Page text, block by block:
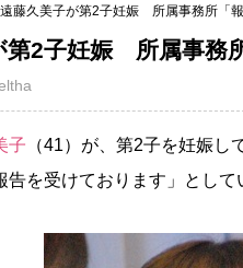
遠藤久美子が第2子妊娠 所属事務所「報
第2子妊娠 所属事務
子 （41）が、第2子を妊娠
告を受けております」として